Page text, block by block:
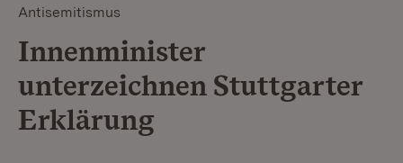
Antisemitismus
Innenminister
unterzeichnen Stuttgarter
Erklärung